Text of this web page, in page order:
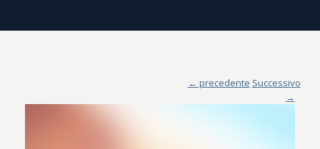
← precedente Successivo
→